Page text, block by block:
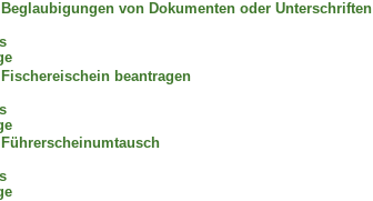
Beglaubigungen von Dokumenten oder Unterschriften
Fischereischein beantragen
Führerscheinumtausch